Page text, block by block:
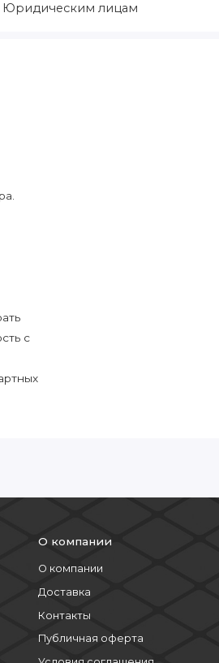
Юридическим лицам
с
О компании
О компании
Доставка
Контакты
Публичная оферта